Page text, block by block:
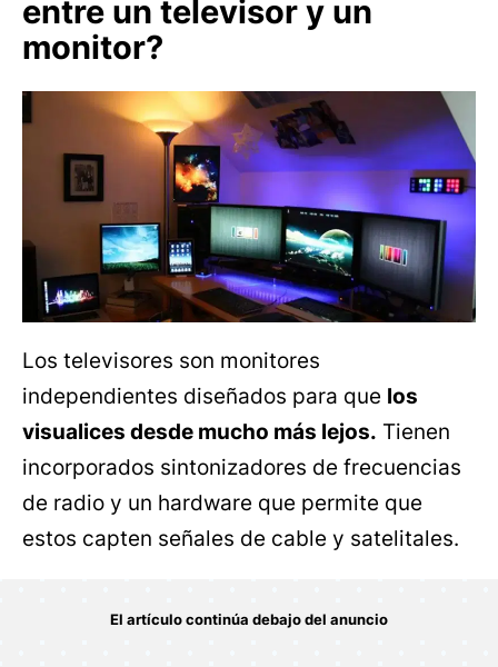
entre un televisor y un
monitor?
Los televisores son monitores
independientes diseñados para que los
visualices desde mucho más lejos. Tienen
incorporados sintonizadores de frecuencias
de radio y un hardware que permite que
estos capten señales de cable y satelitales.